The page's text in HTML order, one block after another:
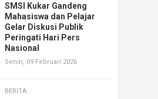
SMSI Kukar Gandeng
Mahasiswa dan Pelajar
Gelar Diskusi Publik
Peringati Hari Pers
Nasional
Senin, 09 Februari 2026
BERITA